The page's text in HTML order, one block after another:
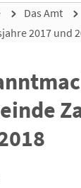
Das Amt
2017 und